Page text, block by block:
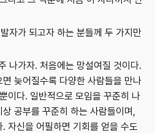
자가 되고자 하는 분들께 두 가지만
나가자. 처음에는 망설여질 것이다.
늦어질수록 다양한 사람들을 만나
이다. 일반적으로 모임을 꾸준히 나
공부를 꾸준히 하는 사람들이며,
자신을 어필하면 기회를 얻을 수도